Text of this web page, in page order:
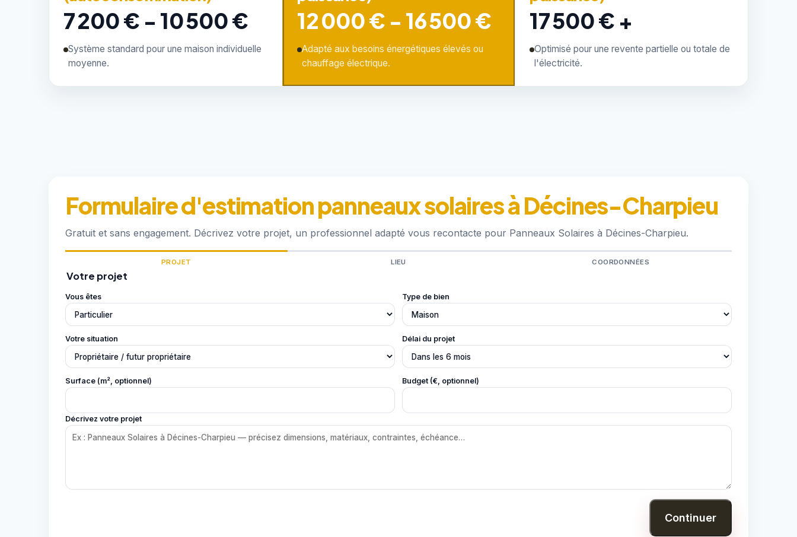
7 200 € - 10 500 €
Système standard pour une maison individuelle
moyenne.
12 000 € - 16 500 €
Adapté aux besoins énergétiques élevés ou
chauffage électrique.
17 500 € +
Optimisé pour une revente partielle ou totale de
l'électricité.
Formulaire d'estimation panneaux solaires à Décines-Charpieu
Gratuit et sans engagement. Décrivez votre projet, un professionnel adapté vous recontacte pour Panneaux Solaires à Décines-Charpieu.
PROJET LIEU COORDONNÉES
Votre projet
Vous êtes Type de bien
Votre situation Délai du projet
Surface (m², optionnel) Budget (€, optionnel)
Décrivez votre projet
Continuer